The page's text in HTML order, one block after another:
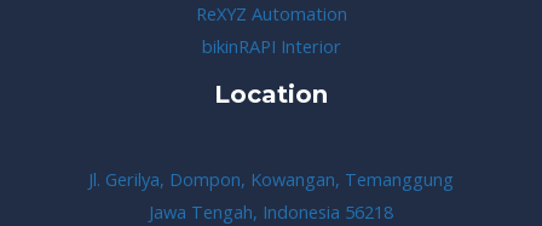
ReXYZ Automation
bikinRAPI Interior
Location
Jl. Gerilya, Dompon, Kowangan, Temanggung
Jawa Tengah, Indonesia 56218